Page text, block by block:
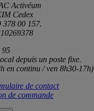
Activéum
Cedex
378 00 157.
95
depuis un poste fixe.
en continu / ven 8h30-17h)
de contact
de commande